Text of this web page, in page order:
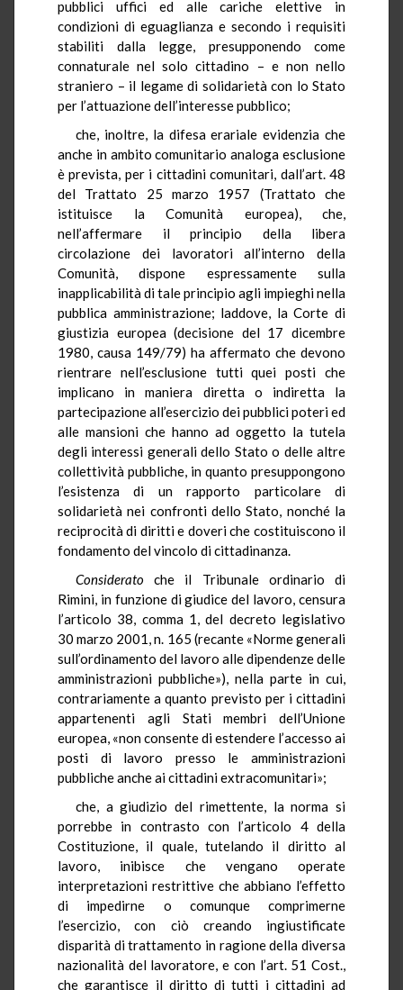
pubblici uffici ed alle cariche elettive in
condizioni di eguaglianza e secondo i requisiti
stabiliti dalla legge, presupponendo come
connaturale nel solo cittadino – e non nello
straniero – il legame di solidarietà con lo Stato
per l’attuazione dell’interesse pubblico;
che, inoltre, la difesa erariale evidenzia che
anche in ambito comunitario analoga esclusione
è prevista, per i cittadini comunitari, dall’art. 48
del Trattato 25 marzo 1957 (Trattato che
istituisce la Comunità europea), che,
nell’affermare il principio della libera
circolazione dei lavoratori all’interno della
Comunità, dispone espressamente sulla
inapplicabilità di tale principio agli impieghi nella
pubblica amministrazione; laddove, la Corte di
giustizia europea (decisione del 17 dicembre
1980, causa 149/79) ha affermato che devono
rientrare nell’esclusione tutti quei posti che
implicano in maniera diretta o indiretta la
partecipazione all’esercizio dei pubblici poteri ed
alle mansioni che hanno ad oggetto la tutela
degli interessi generali dello Stato o delle altre
collettività pubbliche, in quanto presuppongono
l’esistenza di un rapporto particolare di
solidarietà nei confronti dello Stato, nonché la
reciprocità di diritti e doveri che costituiscono il
fondamento del vincolo di cittadinanza.
Considerato che il Tribunale ordinario di
Rimini, in funzione di giudice del lavoro, censura
l’articolo 38, comma 1, del decreto legislativo
30 marzo 2001, n. 165 (recante «Norme generali
sull’ordinamento del lavoro alle dipendenze delle
amministrazioni pubbliche»), nella parte in cui,
contrariamente a quanto previsto per i cittadini
appartenenti agli Stati membri dell’Unione
europea, «non consente di estendere l’accesso ai
posti di lavoro presso le amministrazioni
pubbliche anche ai cittadini extracomunitari»;
che, a giudizio del rimettente, la norma si
porrebbe in contrasto con l’articolo 4 della
Costituzione, il quale, tutelando il diritto al
lavoro, inibisce che vengano operate
interpretazioni restrittive che abbiano l’effetto
di impedirne o comunque comprimerne
l’esercizio, con ciò creando ingiustificate
disparità di trattamento in ragione della diversa
nazionalità del lavoratore, e con l’art. 51 Cost.,
che garantisce il diritto di tutti i cittadini ad